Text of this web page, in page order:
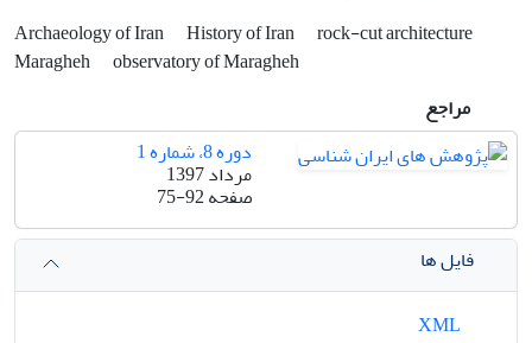
Archaeology of Iran History of Iran
rock-cut architecture
Maragheh
observatory of Maragheh
مراجع
دوره 8، شماره 1
مرداد 1397
صفحه75-92
فایل ها